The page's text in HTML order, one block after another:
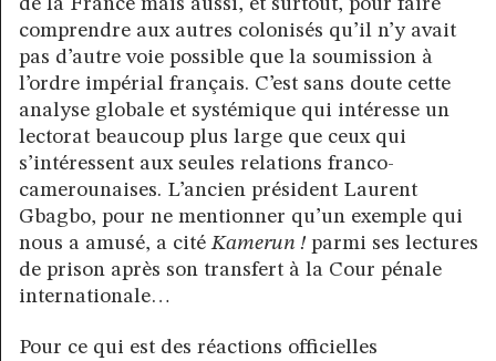
de la France mais aussi, et surtout, pour faire
comprendre aux autres colonisés qu’il n’y avait
pas d’autre voie possible que la soumission à
l’ordre impérial français. C’est sans doute cette
analyse globale et systémique qui intéresse un
lectorat beaucoup plus large que ceux qui
s’intéressent aux seules relations franco-
camerounaises. L’ancien président Laurent
Gbagbo, pour ne mentionner qu’un exemple qui
nous a amusé, a citéKamerun ! parmi ses lectures
de prison après son transfert à la Cour pénale
internationale…
Pour ce qui est des réactions officielles